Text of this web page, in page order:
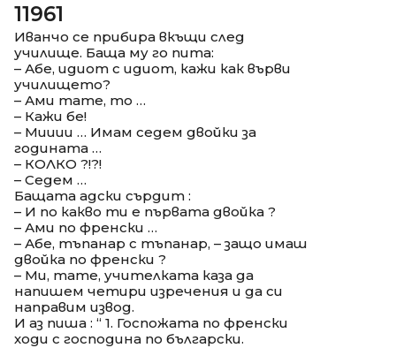
11961
Иванчо се прибира вкъщи след
училище. Баща му го пита:
– Абе, идиот с идиот, кажи как върви
училището?
– Ами тате, то …
– Кажи бе!
– Мииии … Имам седем двойки за
годината …
– КОЛКО ?!?!
– Седем …
Бащата адски сърдит :
– И по какво ти е първата двойка ?
– Ами по френски …
– Абе, тъпанар с тъпанар, – защо имаш
двойка по френски ?
– Ми, тате, учителката каза да
напишем четири изречения и да си
направим извод.
И аз пиша : “ 1. Госпожата по френски
ходи с господина по български.